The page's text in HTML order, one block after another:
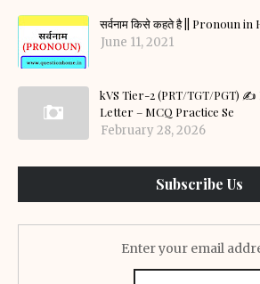
सर्वनाम किसे कहते है || Pronoun in
June 11, 2021
kVS Tier-2 (PRT/TGT/PGT)
Letter – MCQ Practice Se
February 28, 2026
Subscribe Us
Enter your email